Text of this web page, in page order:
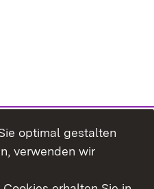
optimal gestalten
verwenden wir